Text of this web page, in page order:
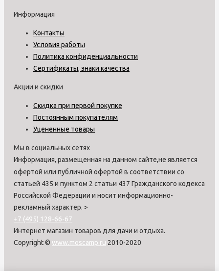
Информация
Контакты
Условия работы
Политика конфиденциальности
Сертификаты, знаки качества
Акции и скидки
Скидка при первой покупке
Постоянным покупателям
Уцененные товары
Мы в социальных сетях
Информация, размещенная на данном сайте,не является
офертой или публичной офертой в соответствии со
статьей 435 и пунктом 2 статьи 437 Гражданского кодекса
Российской Федерации и носит информационно-
рекламный характер. >
+7 (495) 128-66-67
Интернет магазин товаров для дачи и отдыха.
Copyright © www.moscamp.ru 2010-2020